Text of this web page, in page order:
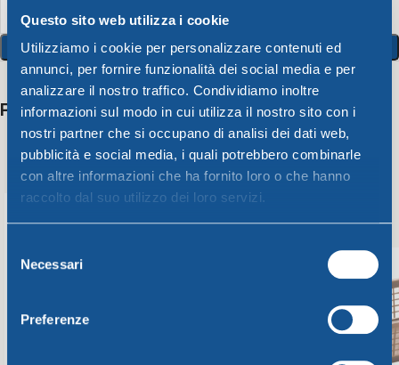
Questo sito web utilizza i cookie
Utilizziamo i cookie per personalizzare contenuti ed
annunci, per fornire funzionalità dei social media e per
analizzare il nostro traffico. Condividiamo inoltre
informazioni sul modo in cui utilizza il nostro sito con i
nostri partner che si occupano di analisi dei dati web,
pubblicità e social media, i quali potrebbero combinarle
con altre informazioni che ha fornito loro o che hanno
raccolto dal suo utilizzo dei loro servizi.
delNecessari
Preferenze
Aggiungi Al Carrello
Potrebbero interessarti anche